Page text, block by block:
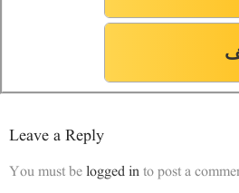
Leave a Reply
You must belogged into post a